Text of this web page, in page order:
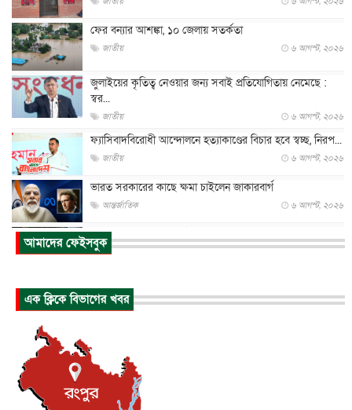
ফের বন্যার আশঙ্কা, ১০ জেলায় সতর্কতা
জাতীয় ৬ আগস্ট, ২০২৬
জুলাইয়ের কৃতিত্ব নেওয়ার জন্য সবাই প্রতিযোগিতায় নেমেছে :
স্বর...
জাতীয় ৬ আগস্ট, ২০২৬
ফ্যাসিবাদবিরোধী আন্দোলনে হত্যাকাণ্ডের বিচার হবে স্বচ্ছ, নিরপ...
জাতীয় ৬ আগস্ট, ২০২৬
ভারত সরকারের কাছে ক্ষমা চাইলেন জাকারবার্গ
আন্তর্জাতিক ৬ আগস্ট, ২০২৬
আকাশে ট্রাম্পের হেলিকপ্টার ও যাত্রীবাহী বিমান মুখোমুখি, তদন্...
আন্তর্জাতিক
আন্তর্জাতিক ৬ আগস্ট, ২০২৬
টি-টোয়েন্টি ইতিহাসের সর্বোচ্চ রানের মালিক এখন জস বাটলার
আমাদের ফেইসবুক
এক ক্লিকে বিভাগের খবর